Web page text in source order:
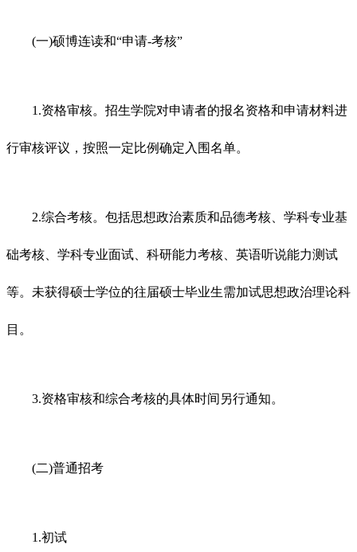
(一)硕博连读和“申请-考核”
1.资格审核。招生学院对申请者的报名资格和申请材料进
行审核评议，按照一定比例确定入围名单。
2.综合考核。包括思想政治素质和品德考核、学科专业基
础考核、学科专业面试、科研能力考核、英语听说能力测试
等。未获得硕士学位的往届硕士毕业生需加试思想政治理论科
目。
3.资格审核和综合考核的具体时间另行通知。
(二)普通招考
1.初试